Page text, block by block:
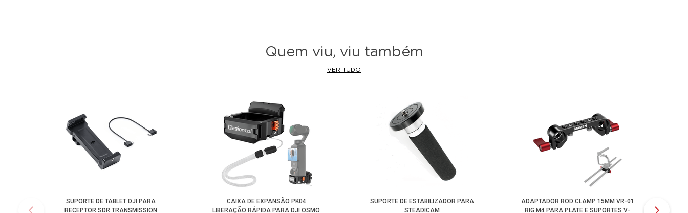
Quem viu, viu também
VER TUDO
SUPORTE DE TABLET DJI PARA
RECEPTOR SDR TRANSMISSION
CAIXA DE EXPANSÃO PK04
LIBERAÇÃO RÁPIDA PARA DJI OSMO
SUPORTE DE ESTABILIZADOR PARA
STEADICAM
ADAPTADOR ROD CLAMP 15MM VR-01
RIG M4 PARA PLATE E SUPORTES V-